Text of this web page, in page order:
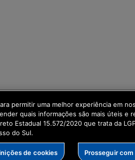
permitir uma melhor experiência em
quais informações são mais úteis e
Estadual 15.572/2020 que trata da
do Sul.
de cookies Prosseguir